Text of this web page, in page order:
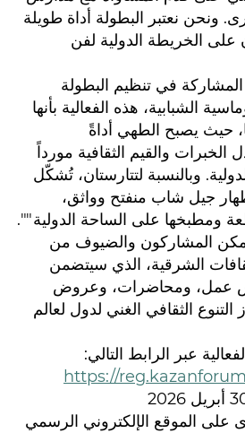
ونحن نعتبر البطولة أداة طويلة
على الخريطة الدولية لفن
في تنظيم البطولة
الشبابية، هذه الفعالية بأنها
حيث يصبح الطهي أداةً
الخبرات والقيم الثقافية مورداً
وبالنسبة لتتارستان، تُشكّل
جيل شاب منفتح وواثق،
ومطبخها على الساحة الدولية"".
المشاركون والضيوف من
الشرقية، الذي سيتضمن
عمل، ومحاضرات، وعروض
الثقافي الغني لدول لعالم
عبر الرابط التالي:
https://
على الموقع الإلكتروني الرسمي